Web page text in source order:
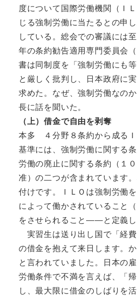
度について国際労働機関（Ｉ
じる強制労働に当たるとの申
している。総会での審議には
年の条約勧告適用専門委員会
書は同制度を「強制労働にも
と厳しく批判し、日本政府に
求めた。なぜ、強制労働なの
長に話を聞いた。
（上）借金で自由を剥奪
本多 ４分野８条約から成る
基準には、強制労働に関する
労働の廃止に関する条約（１
准）の二つが含まれています
付けです。ＩＬＯは強制労働
によって働かされていること
をさせられること――と定義し
実習生は送り出し国で「経
の借金を抱えて来日します。
と言われていました。日本の
労働条件で不満を言えば、「
し、最大限に借金のしばりを